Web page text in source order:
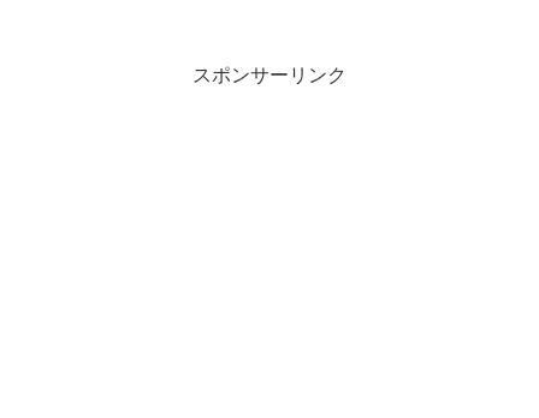
スポンサーリンク